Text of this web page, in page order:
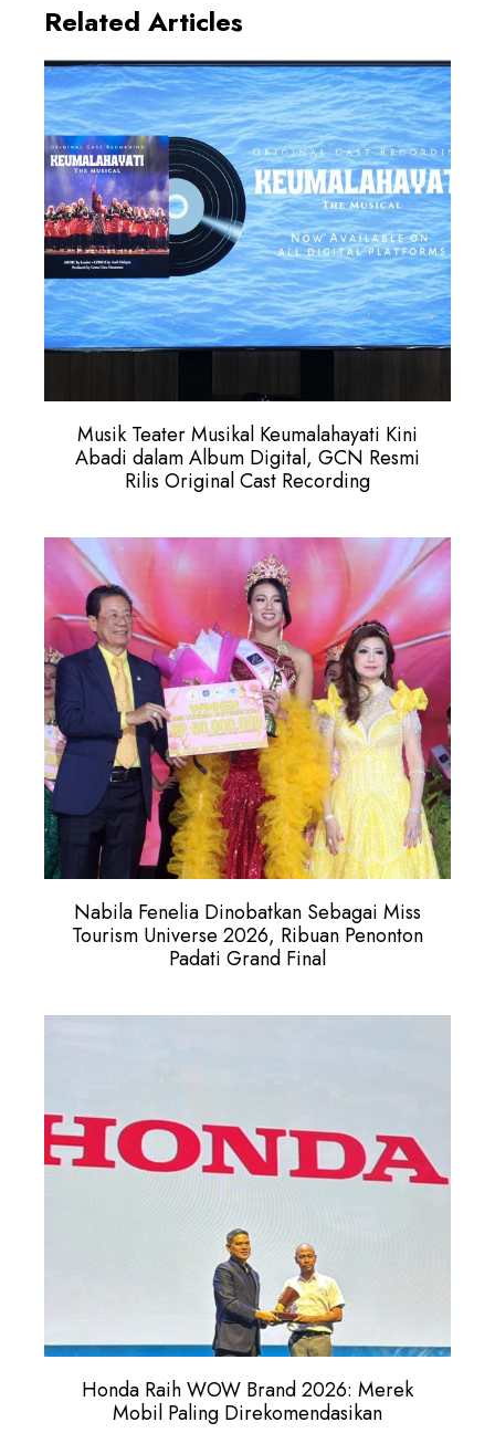
Related Articles
Musik Teater Musikal Keumalahayati Kini
Abadi dalam Album Digital, GCN Resmi
Rilis Original Cast Recording
Nabila Fenelia Dinobatkan Sebagai Miss
Tourism Universe 2026, Ribuan Penonton
Padati Grand Final
Honda Raih WOW Brand 2026: Merek
Mobil Paling Direkomendasikan